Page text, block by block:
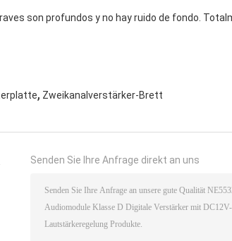
son profundos y no hay ruido de fondo.
, Zweikanalverstärker-Brett
Senden Sie Ihre Anfrage direkt an uns